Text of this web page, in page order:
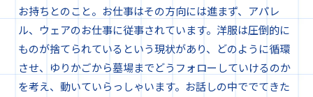
お持ちとのこと。お仕事はその方向には進まず、アパレ
ル、ウェアのお仕事に従事されています。洋服は圧倒的に
ものが捨てられているという現状があり、どのように循環
させ、ゆりかごから墓場までどうフォローしていけるのか
を考え、動いていらっしゃいます。お話しの中ででてきた